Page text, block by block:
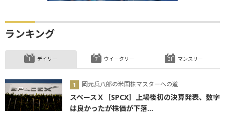
ランキング
デイリー
岡元兵八郎の米国株マスターへの道
スペースＸ［SPCX］上場後初の決算発表、数字
は良かったが株価が下落...
ウイークリー マンスリー